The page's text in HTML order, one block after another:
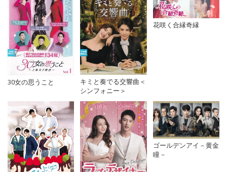
30女の思うこと
キミと奏でる交響曲＜
シンフォニー＞
花咲く合縁奇縁
ゴールデンアイ－黄金
瞳－